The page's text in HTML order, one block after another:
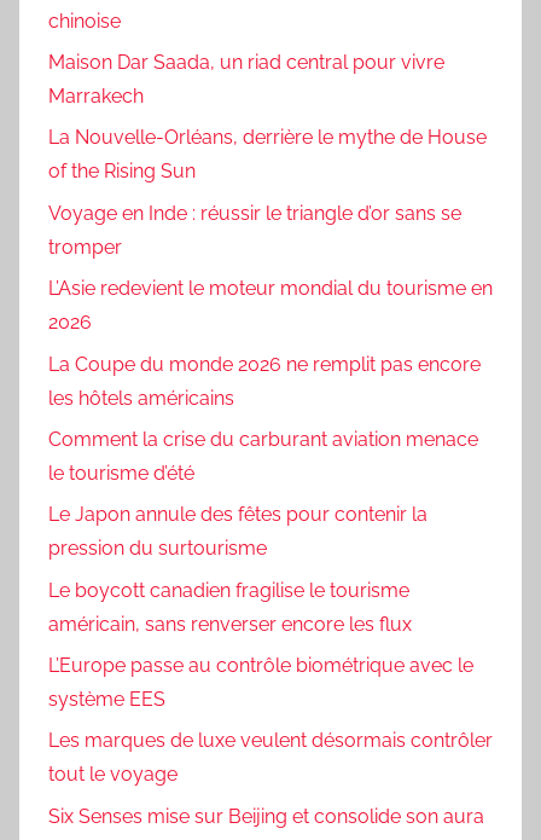
chinoise
Maison Dar Saada, un riad central pour vivre
Marrakech
La Nouvelle-Orléans, derrière le mythe de House
of the Rising Sun
Voyage en Inde : réussir le triangle d’or sans se
tromper
L’Asie redevient le moteur mondial du tourisme en
2026
La Coupe du monde 2026 ne remplit pas encore
les hôtels américains
Comment la crise du carburant aviation menace
le tourisme d’été
Le Japon annule des fêtes pour contenir la
pression du surtourisme
Le boycott canadien fragilise le tourisme
américain, sans renverser encore les flux
L’Europe passe au contrôle biométrique avec le
système EES
Les marques de luxe veulent désormais contrôler
tout le voyage
Six Senses mise sur Beijing et consolide son aura